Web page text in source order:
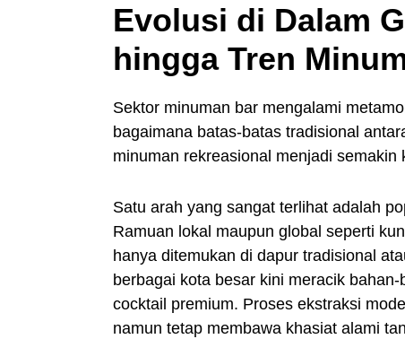
Evolusi di Dalam
hingga Tren
Sektor minuman bar mengalami
bagaimana batas-batas tradisional
minuman rekreasional menjadi semakin
Satu arah yang sangat terlihat adalah
Ramuan lokal maupun global seperti
hanya ditemukan di dapur tradisional
berbagai kota besar kini meracik
cocktail premium. Proses ekstraksi
namun tetap membawa khasiat alami